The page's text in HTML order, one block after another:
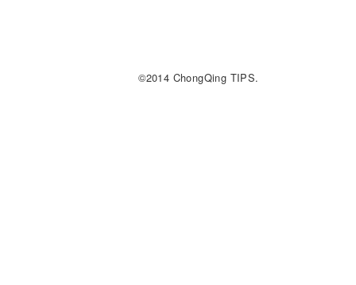
©2014 ChongQing TIPS.